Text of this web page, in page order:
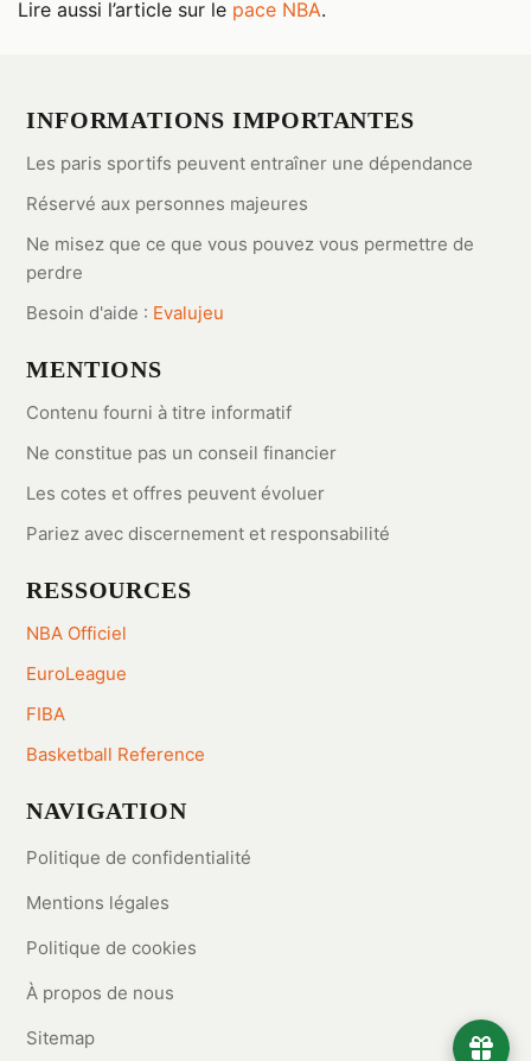
Lire aussi l’article sur le pace NBA.
INFORMATIONS IMPORTANTES
Les paris sportifs peuvent entraîner une dépendance
Réservé aux personnes majeures
Ne misez que ce que vous pouvez vous permettre de
perdre
Besoin d'aide : Evalujeu
MENTIONS
Contenu fourni à titre informatif
Ne constitue pas un conseil financier
Les cotes et offres peuvent évoluer
Pariez avec discernement et responsabilité
RESSOURCES
NBA Officiel
EuroLeague
FIBA
Basketball Reference
NAVIGATION
Politique de confidentialité
Mentions légales
Politique de cookies
À propos de nous
Sitemap